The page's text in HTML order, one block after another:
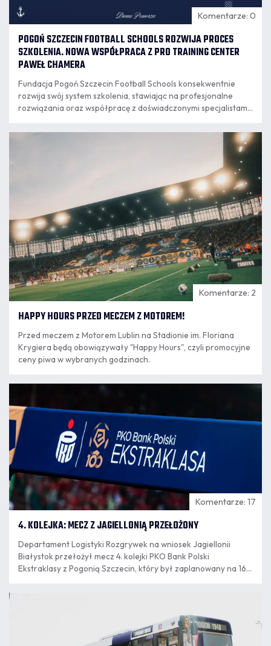
Komentarze: 0
POGOŃ SZCZECIN FOOTBALL SCHOOLS ROZWIJA PROCES
SZKOLENIA. NOWA WSPÓŁPRACA Z PRO TRAINING CENTER
PAWEŁ CHAMERA
Fundacja Pogoń Szczecin Football Schools konsekwentnie
rozwija swój system szkolenia, stawiając na profesjonalne
rozwiązania oraz współpracę z doświadczonymi specjalistami.
współpracy z PRO TRAINING CENTER Paweł Chamera, które
od nowego sezonu będzie odpowiadało za przygotowanie
motoryczne przeszło 240 zawodników kategorii Orlik i
Komentarze: 2
HAPPY HOURS PRZED MECZEM Z MOTOREM!
Przed meczem z Motorem Lublin na Stadionie im. Floriana
Krygiera będą obowiązywały "Happy Hours", czyli promocyjne
ceny piwa w wybranych godzinach.
14:03
Komentarze: 17
4. KOLEJKA: MECZ Z JAGIELLONIĄ PRZEŁOŻONY
Departament Logistyki Rozgrywek na wniosek Jagiellonii
Białystok przełożył mecz 4. kolejki PKO Bank Polski
Ekstraklasy z Pogonią Szczecin, który był zaplanowany na 16